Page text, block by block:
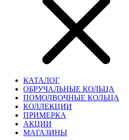
КАТАЛОГ
ОБРУЧАЛЬНЫЕ КОЛЬЦА
ПОМОЛВОЧНЫЕ КОЛЬЦА
КОЛЛЕКЦИИ
ПРИМЕРКА
АКЦИИ
МАГАЗИНЫ